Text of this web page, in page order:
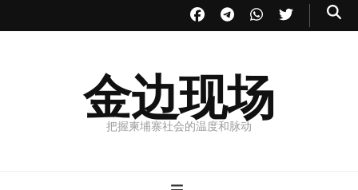
金边现场
把握柬埔寨社会的温度和脉动